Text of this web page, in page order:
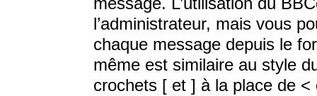
l’administrateur, mais vous
chaque message depuis le
même est similaire au style
crochets [ et ] à la place de <